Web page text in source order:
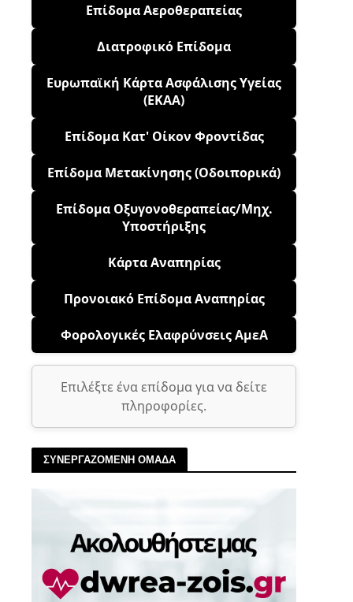
Επίδομα Αεροθεραπείας
Διατροφικό Επίδομα
Ευρωπαϊκή Κάρτα Ασφάλισης Υγείας
(ΕΚΑΑ)
Επίδομα Κατ' Οίκον Φροντίδας
Επίδομα Μετακίνησης (Οδοιπορικά)
Επίδομα Οξυγονοθεραπείας/Μηχ.
Υποστήριξης
Κάρτα Αναπηρίας
Προνοιακό Επίδομα Αναπηρίας
Φορολογικές Ελαφρύνσεις ΑμεΑ
Επιλέξτε ένα επίδομα για να δείτε
πληροφορίες.
ΣΥΝΕΡΓΑΖΟΜΕΝΗ ΟΜΑΔΑ